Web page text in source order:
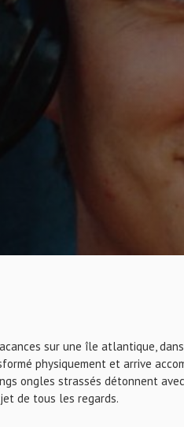
sur une île atlantique,
physiquement et arrive
ongles strassés détonnent
de tous les regards.